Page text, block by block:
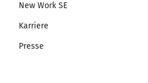
New Work SE
Karriere
Presse